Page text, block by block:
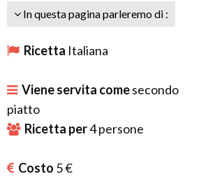
In questa pagina parleremo di :
Ricetta Italiana
Viene servita comesecondo
piatto
Ricetta per4persone
Costo 5 €